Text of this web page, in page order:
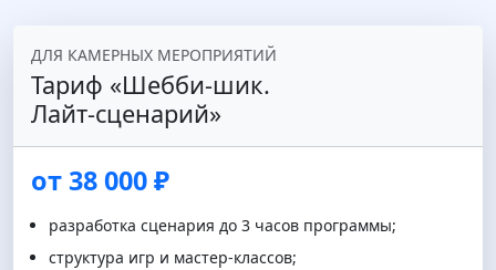
ДЛЯ КАМЕРНЫХ МЕРОПРИЯТИЙ
Тариф «Шебби-шик.
Лайт‑сценарий»
от 38 000 ₽
разработка сценария до 3 часов программы;
структура игр и мастер-классов;